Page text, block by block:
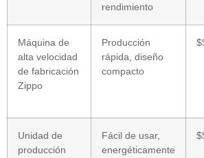
rendimiento
Máquina de
alta velocidad
de fabricación
Zippo
Producción
rápida, diseño
compacto
Unidad de
producción
Fácil de usar,
energéticamente